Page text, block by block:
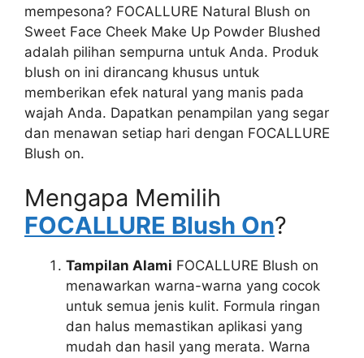
mempesona? FOCALLURE Natural Blush on
Sweet Face Cheek Make Up Powder Blushed
adalah pilihan sempurna untuk Anda. Produk
blush on ini dirancang khusus untuk
memberikan efek natural yang manis pada
wajah Anda. Dapatkan penampilan yang segar
dan menawan setiap hari dengan FOCALLURE
Blush on.
Mengapa Memilih
FOCALLURE Blush On?
Tampilan Alami FOCALLURE Blush on
menawarkan warna-warna yang cocok
untuk semua jenis kulit. Formula ringan
dan halus memastikan aplikasi yang
mudah dan hasil yang merata. Warna